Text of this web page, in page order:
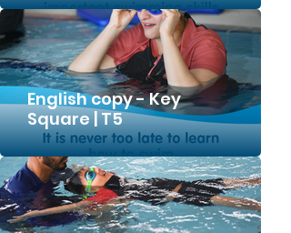
English copy - Key
Square | T5